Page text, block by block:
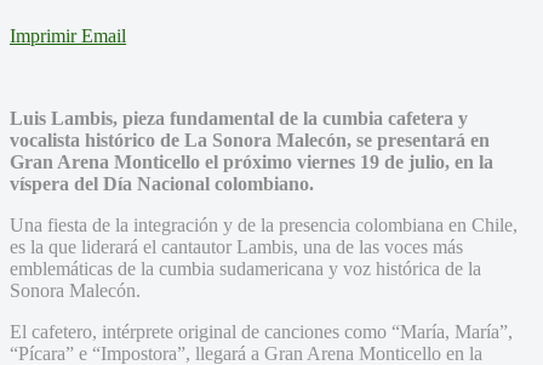
Imprimir Email
Luis Lambis, pieza fundamental de la cumbia cafetera y
vocalista histórico de La Sonora Malecón, se presentará en
Gran Arena Monticello el próximo viernes 19 de julio, en la
víspera del Día Nacional colombiano.
Una fiesta de la integración y de la presencia colombiana en Chile,
es la que liderará el cantautor Lambis, una de las voces más
emblemáticas de la cumbia sudamericana y voz histórica de la
Sonora Malecón.
El cafetero, intérprete original de canciones como “María, María”,
“Pícara” e “Impostora”, llegará a Gran Arena Monticello en la